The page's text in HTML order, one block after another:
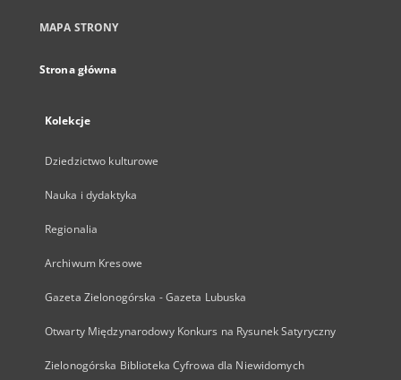
MAPA STRONY
Strona główna
Kolekcje
Dziedzictwo kulturowe
Nauka i dydaktyka
Regionalia
Archiwum Kresowe
Gazeta Zielonogórska - Gazeta Lubuska
Otwarty Międzynarodowy Konkurs na Rysunek Satyryczny
Zielonogórska Biblioteka Cyfrowa dla Niewidomych